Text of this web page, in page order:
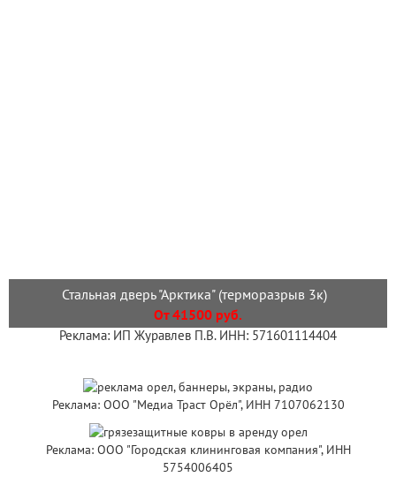
Стальная дверь "Арктика" (терморазрыв 3к)
От 41500 руб.
Реклама: ИП Журавлев П.В. ИНН: 571601114404
Реклама: ООО "Медиа Траст Орёл", ИНН 7107062130
Реклама: ООО "Городская клининговая компания", ИНН
5754006405